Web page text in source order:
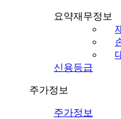
요약재무정보
신용등급
주가정보
주가정보